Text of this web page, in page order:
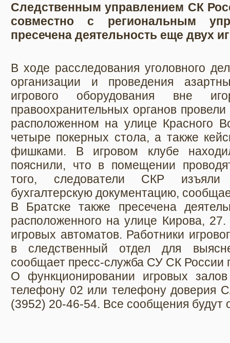
Следственным управлением СК
совместно с региональным
пресечена деятельность еще двух
В ходе расследования уголовного
организации и проведения
игрового оборудования вне
правоохранительных органов
расположенном на улице Красного
четыре покерных стола, а также
фишками. В игровом клубе
пояснили, что в помещении
того, следователи СКР
бухгалтерскую документацию,
В Братске также пресечена
расположенного на улице Кирова,
игровых автоматов. Работники
в следственный отдел для
сообщает пресс-служба СУ СК России
О функционировании игровых
телефону 02 или телефону доверия
(3952) 20-46-54. Все сообщения будут